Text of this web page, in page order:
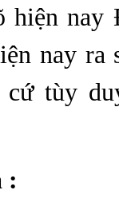
hiện nay
nay ra
cứ tùy
: